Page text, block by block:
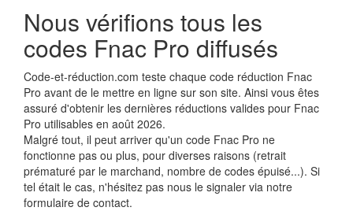
Nous vérifions tous les
codes Fnac Pro diffusés
Code-et-réduction.com teste chaque code réduction Fnac
Pro avant de le mettre en ligne sur son site. Ainsi vous êtes
assuré d'obtenir les dernières réductions valides pour Fnac
Pro utilisables en août 2026.
Malgré tout, il peut arriver qu'un code Fnac Pro ne
fonctionne pas ou plus, pour diverses raisons (retrait
prématuré par le marchand, nombre de codes épuisé...). Si
tel était le cas, n'hésitez pas nous le signaler via notre
formulaire de contact.